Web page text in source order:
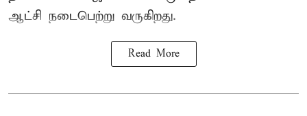
ஆட்சி நடைபெற்று வருகிறது.
Read More